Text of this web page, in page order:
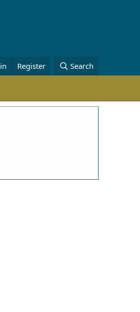
Register Search